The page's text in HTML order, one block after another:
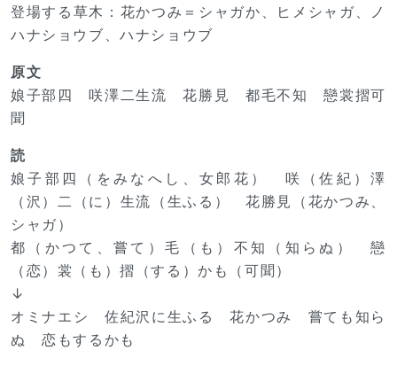
登場する草木：花かつみ＝シャガか、ヒメシャガ、ノ
ハナショウブ、ハナショウブ
原文
娘子部四 咲澤二生流 花勝見 都毛不知 戀裳摺可
聞
読
娘子部四（をみなへし、女郎花） 咲（佐紀）澤
（沢）二（に）生流（生ふる） 花勝見（花かつみ、
シャガ）
都（かつて、嘗て）毛（も）不知（知らぬ） 戀
（恋）裳（も）摺（する）かも（可聞）
↓
オミナエシ 佐紀沢に生ふる 花かつみ 嘗ても知ら
ぬ 恋もするかも